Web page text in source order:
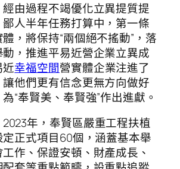
由過程不竭優化立異提質提
人半年任務打算中，第一條
，將保持“兩個絕不搖動”，落
，推進平易近營企業立異成
近幸福空間營實體企業注進了
他們更有信念更無方向做好
“奉賢美、奉賢強”作出進獻。
年，奉賢區嚴重工程扶植
正式項目60個，涵蓋基本舉
作、保證安頓、財產成長、